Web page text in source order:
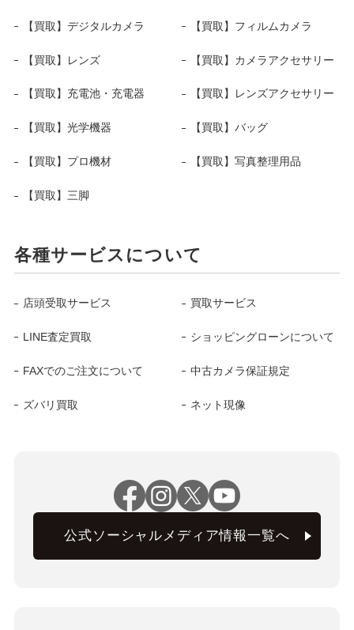
【買取】デジタルカメラ 【買取】フィルムカメラ
【買取】レンズ 【買取】カメラアクセサリー
【買取】充電池・充電器 【買取】レンズアクセサリー
【買取】光学機器 【買取】バッグ
【買取】プロ機材 【買取】写真整理用品
【買取】三脚
各種サービスについて
店頭受取サービス 買取サービス
LINE査定買取 ショッピングローンについて
FAXでのご注文について 中古カメラ保証規定
ズバリ買取 ネット現像
公式ソーシャルメディア情報一覧へ